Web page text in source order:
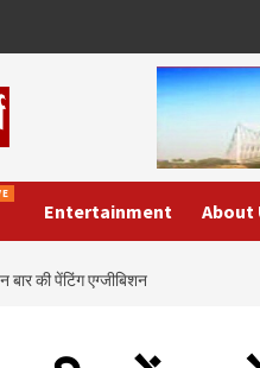
Entertainment About
बार की पेंटिंग एग्जीबिशन